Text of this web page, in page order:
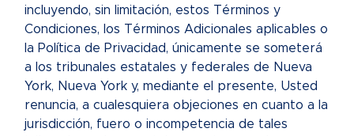
incluyendo, sin limitación, estos Términos y
Condiciones, los Términos Adicionales aplicables o
la Política de Privacidad, únicamente se someterá
a los tribunales estatales y federales de Nueva
York, Nueva York y, mediante el presente, Usted
renuncia, a cualesquiera objeciones en cuanto a la
jurisdicción, fuero o incompetencia de tales